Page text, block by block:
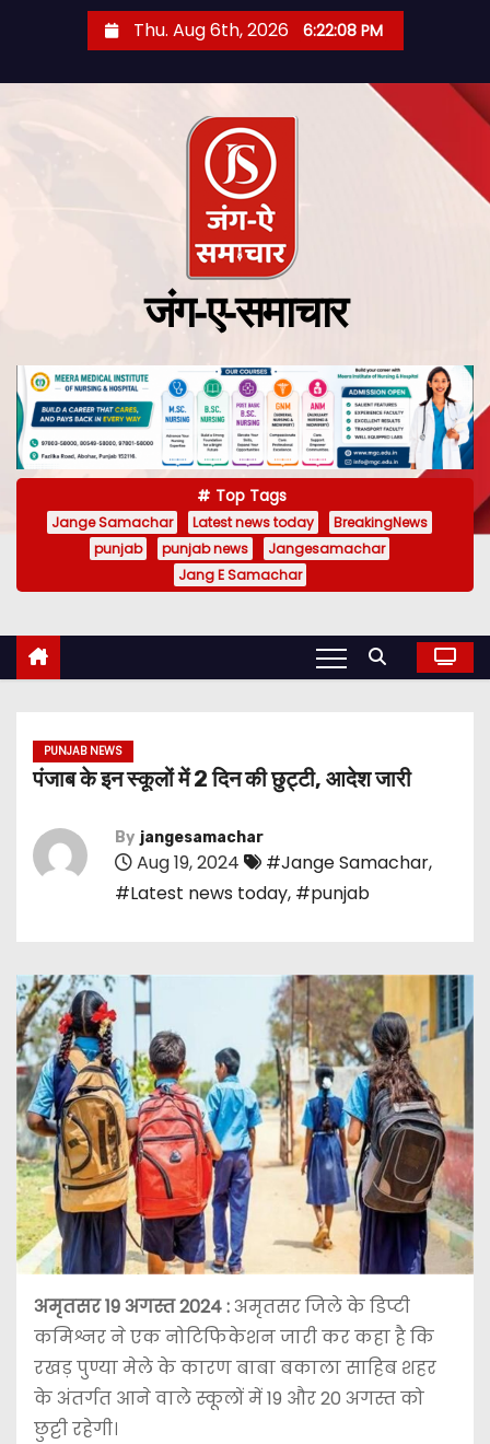
Thu. Aug 6th, 2026 6:22:09 PM
जंग-ए-समाचार
Top Tags
Jange Samachar Latest news today
BreakingNews
punjab
punjab news
Jangesamachar
Jang E Samachar
PUNJAB NEWS
पंजाब के इन स्कूलों में 2 दिन की छुट्टी, आदेश जारी
By jangesamachar
Aug 19, 2024 #Jange Samachar,
#Latest news today, #punjab
अमृतसर 19 अगस्त 2024 :अमृतसर जिले के डिप्टी
कमिश्नर ने एक नोटिफिकेशन जारी कर कहा है कि
रखड़ पुण्या मेले के कारण बाबा बकाला साहिब शहर
के अंतर्गत आने वाले स्कूलों में 19 और 20 अगस्त को
छुट्टी रहेगी।